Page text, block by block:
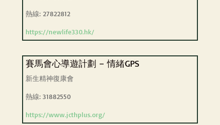
熱線: 27822812
https://newlife330.hk/
賽馬會心導遊計劃 – 情緒GPS
新生精神復康會
熱線: 31882550
https://www.jcthplus.org/